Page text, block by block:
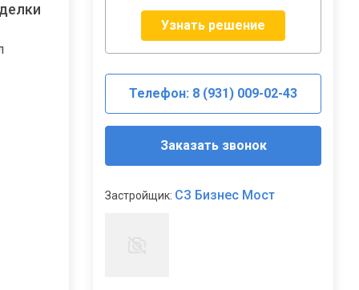
Узнать решение
Телефон: 8 (931) 009-02-43
Заказать звонок
Застройщик: СЗ Бизнес Мост